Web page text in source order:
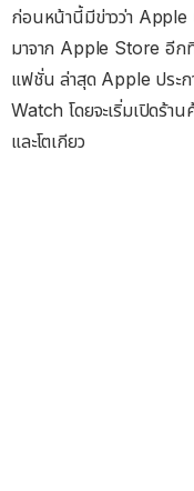
ก่อนหน้านี้มีข่าวว่า
มาจาก Apple Store อีก
แฟชั่น ล่าสุด Apple ประ
Watch โดยจะเริ่มเปิดร้
และโตเกียว